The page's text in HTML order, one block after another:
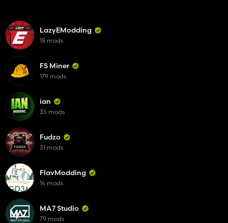
LazyEModding
18 mods
FS Miner
179 mods
ian
35 mods
Fudzo
31 mods
FlavModding
14 mods
MA7 Studio
79 mods